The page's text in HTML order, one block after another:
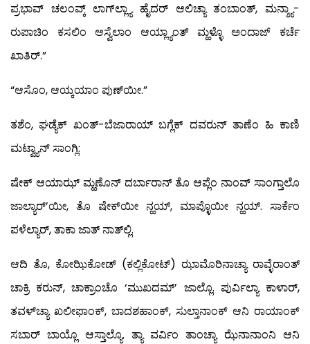
ಪ್ರಭಾವ್ ಚಲಂವ್ಕ್ ಲಾಗ್‍ಲ್ಲ್ಯಾ ಹೈದರ್ ಆಲಿಚ್ಯಾ ತಂಬಾಂತ್, ಮನ್ಶ್ಯಾ-
ರುಪಾಚಿಂ ಕಸಲಿಂ ಆಸ್ವೆಲಾಂ ಆಯ್ಲ್ಯಾಂತ್ ಮ್ಹಳ್ಳೊ ಅಂದಾಜ್ ಕರ್ಚೆ
ಖಾತಿರ್.”
“ಆಸೊಂ, ಆಯ್ಕಯಾಂ ಪುಣ್‍ಯೀ.”
ತಶೆಂ, ಘಡ್ಯೆಕ್ ಖಂತ್-ಬೆಜಾರಾಯ್ ಬಗ್ಲೆಕ್ ದವರುನ್ ತಾಣೆಂ ಹಿ ಕಾಣಿ
ಮಟ್ವ್ಯಾನ್ ಸಾಂಗ್ಲಿ:
ಷೇಕ್ ಆಯಾಝ್ ಮ್ಹಣೊನ್ ದರ್ಬಾರಾನ್ ತೊ ಆಪ್ಲೆಂ ನಾಂವ್ ಸಾಂಗ್ತಾಲೊ
ಜಾಲ್ಯಾರ್’ಯೀ, ತೊ ಷೇಕ್‍ಯೀ ನ್ಹಯ್, ಮಾಪ್ಳೊಯೀ ನ್ಹಯ್. ಸಾರ್ಕೆಂ
ಪಳೆಲ್ಯಾರ್, ತಾಕಾ ಜಾತ್ ನಾತ್‍ಲ್ಲಿ.
ಆದಿ ತೊ, ಕೋಝಿಕೋಡ್ (ಕಲ್ಲಿಕೋಟ್) ಝಾಮೊರಿನಾಚ್ಯಾ ರಾವ್ಳೆರಾಂತ್
ಚಾಕ್ರಿ ಕರುನ್, ಚಾಕ್ರಾಂಚೊ ‘ಮುಖದಮ್’ ಜಾಲ್ಲೊ. ಪುರ್ವಿಲ್ಯಾ ಕಾಳಾರ್,
ತವಳ್‍ಚ್ಯಾ ಖಲೀಫಾಂಕ್, ಬಾದಶಹಾಂಕ್, ಸುಲ್ತಾನಾಂಕ್ ಆನಿ ರಾಯಾಂಕ್
ಸಬಾರ್ ಬಾಯ್ಲೊ ಆಸ್ತಾಲ್ಯೊ. ತ್ಯಾ ವರ್ವಿಂ ತಾಂಚ್ಯಾ ಝೆನಾನಾಂನಿ ಆನಿ